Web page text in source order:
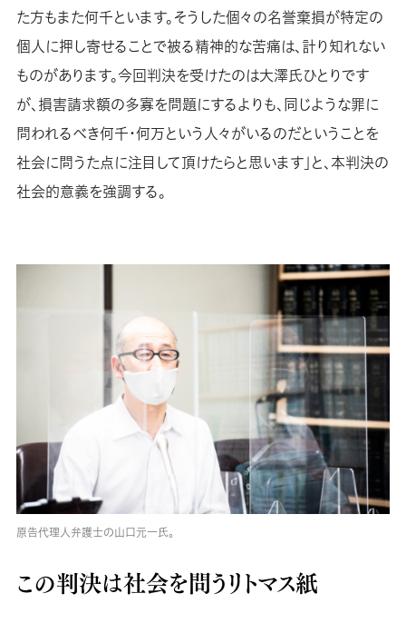
た方もまた何千といます。そうした個々の名誉棄損が特定の
個人に押し寄せることで被る精神的な苦痛は、計り知れない
ものがあります。今回判決を受けたのは大澤氏ひとりです
が、損害請求額の多寡を問題にするよりも、同じような罪に
問われるべき何千・何万という人々がいるのだということを
社会に問うた点に注目して頂けたらと思います」と、本判決の
社会的意義を強調する。
原告代理人弁護士の山口元一氏。
この判決は社会を問うリトマス紙